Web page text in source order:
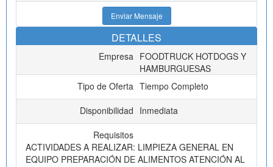
Enviar Mensaje
DETALLES
Empresa FOODTRUCK HOTDOGS Y
HAMBURGUESAS
Tipo de Oferta Tiempo Completo
Disponibilidad Inmediata
Requisitos
ACTIVIDADES A REALIZAR: LIMPIEZA GENERAL EN
EQUIPO PREPARACIÓN DE ALIMENTOS ATENCIÓN AL